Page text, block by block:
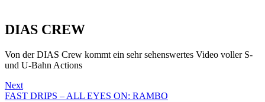
DIAS CREW
Von der DIAS Crew kommt ein sehr sehenswertes Video voller S-
und U-Bahn Actions
Next
FAST DRIPS – ALL EYES ON: RAMBO